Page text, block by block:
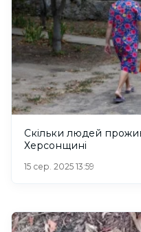
Скільки людей
Херсонщині
15 сер. 2025 13:59